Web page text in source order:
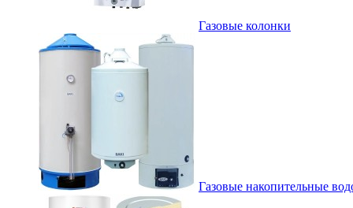
Газовые колонки
Газовые накопительные